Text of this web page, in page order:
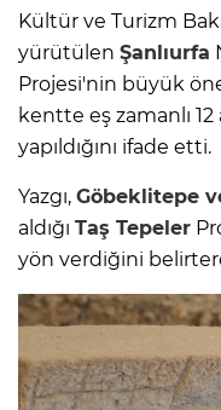
Kültür ve Turizm
yürütülen Şanlıurfa
Projesi'nin büyük
kentte eş zamanlı 12
yapıldığını ifade etti.
Yazgı, Göbeklitepe
aldığı Taş Tepeler
yön verdiğini